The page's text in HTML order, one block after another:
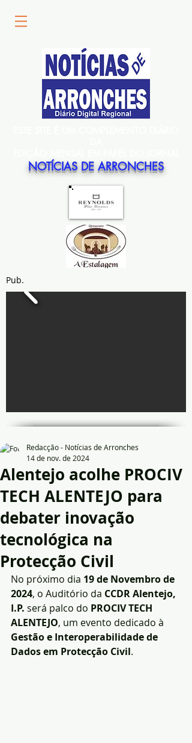
NOTÍCIAS DE ARRONCHES
Pub.
Alentejo acolhe PROCIV
TECH ALENTEJO para
debater inovação
tecnológica na
Protecção Civil
Redacção - Notícias de Arronches
14 de nov. de 2024
No próximo dia 19 de Novembro de
2024, o Auditório da CCDR Alentejo,
I.P. será palco do PROCIV TECH
ALENTEJO, um evento dedicado à
Gestão e Interoperabilidade de
Dados em Protecção Civil.